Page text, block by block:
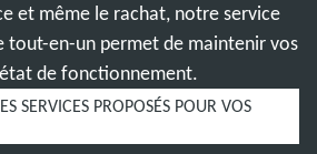
et même le rachat, notre service
tout-en-un permet de maintenir vos
de fonctionnement.
SERVICES PROPOSÉS POUR VOS